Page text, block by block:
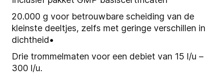
20.000 g voor betrouwbare scheiding van de
kleinste deeltjes, zelfs met geringe verschillen in
dichtheid•
Drie trommelmaten voor een debiet van 15 l/u –
300 l/u.